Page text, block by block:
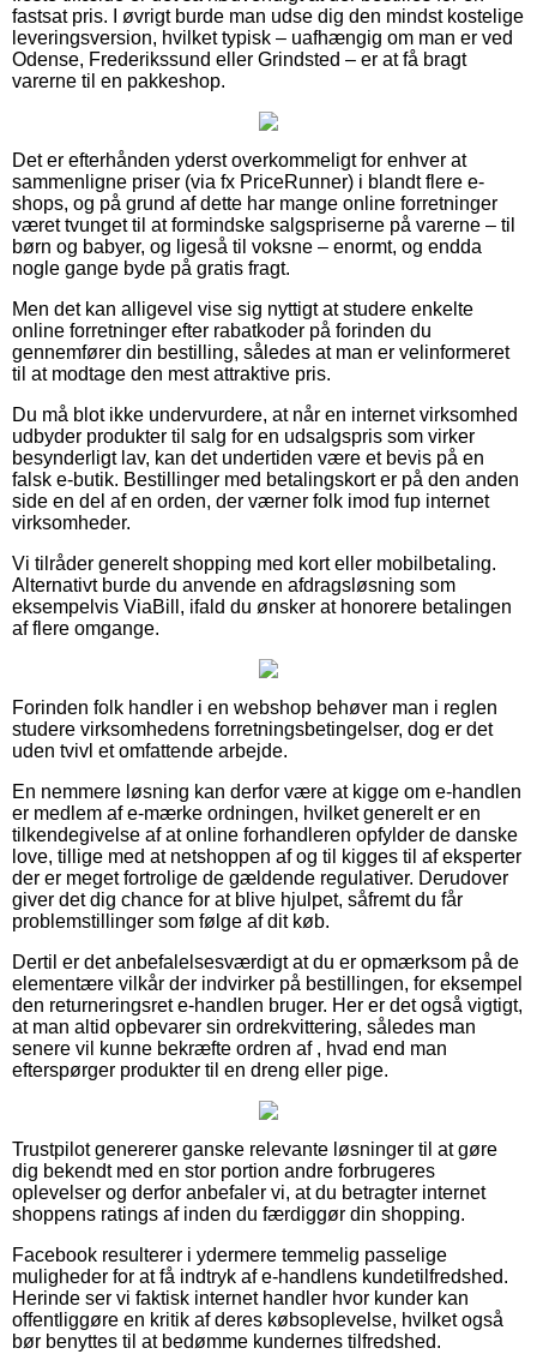
fastsat pris. I øvrigt burde man udse dig den mindst kostelige
leveringsversion, hvilket typisk – uafhængig om man er ved
Odense, Frederikssund eller Grindsted – er at få bragt
varerne til en pakkeshop.
Det er efterhånden yderst overkommeligt for enhver at
sammenligne priser (via fx PriceRunner) i blandt flere e-
shops, og på grund af dette har mange online forretninger
været tvunget til at formindske salgspriserne på varerne – til
børn og babyer, og ligeså til voksne – enormt, og endda
nogle gange byde på gratis fragt.
Men det kan alligevel vise sig nyttigt at studere enkelte
online forretninger efter rabatkoder på forinden du
gennemfører din bestilling, således at man er velinformeret
til at modtage den mest attraktive pris.
Du må blot ikke undervurdere, at når en internet virksomhed
udbyder produkter til salg for en udsalgspris som virker
besynderligt lav, kan det undertiden være et bevis på en
falsk e-butik. Bestillinger med betalingskort er på den anden
side en del af en orden, der værner folk imod fup internet
virksomheder.
Vi tilråder generelt shopping med kort eller mobilbetaling.
Alternativt burde du anvende en afdragsløsning som
eksempelvis ViaBill, ifald du ønsker at honorere betalingen
af flere omgange.
Forinden folk handler i en webshop behøver man i reglen
studere virksomhedens forretningsbetingelser, dog er det
uden tvivl et omfattende arbejde.
En nemmere løsning kan derfor være at kigge om e-handlen
er medlem af e-mærke ordningen, hvilket generelt er en
tilkendegivelse af at online forhandleren opfylder de danske
love, tillige med at netshoppen af og til kigges til af eksperter
der er meget fortrolige de gældende regulativer. Derudover
giver det dig chance for at blive hjulpet, såfremt du får
problemstillinger som følge af dit køb.
Dertil er det anbefalelsesværdigt at du er opmærksom på de
elementære vilkår der indvirker på bestillingen, for eksempel
den returneringsret e-handlen bruger. Her er det også vigtigt,
at man altid opbevarer sin ordrekvittering, således man
senere vil kunne bekræfte ordren af , hvad end man
efterspørger produkter til en dreng eller pige.
Trustpilot genererer ganske relevante løsninger til at gøre
dig bekendt med en stor portion andre forbrugeres
oplevelser og derfor anbefaler vi, at du betragter internet
shoppens ratings af inden du færdiggør din shopping.
Facebook resulterer i ydermere temmelig passelige
muligheder for at få indtryk af e-handlens kundetilfredshed.
Herinde ser vi faktisk internet handler hvor kunder kan
offentliggøre en kritik af deres købsoplevelse, hvilket også
bør benyttes til at bedømme kundernes tilfredshed.